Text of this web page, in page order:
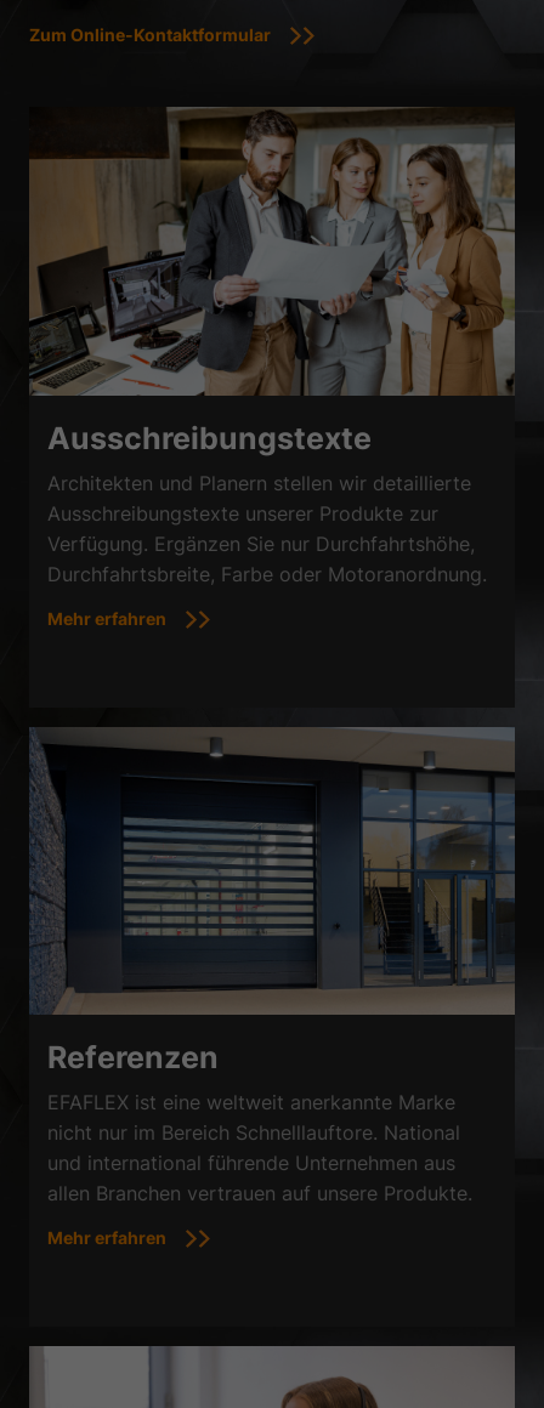
Zum Online-Kontaktformular
Ausschreibungstexte
Architekten und Planern stellen wir detaillierte
Ausschreibungstexte unserer Produkte zur
Verfügung. Ergänzen Sie nur Durchfahrtshöhe,
Durchfahrtsbreite, Farbe oder Motoranordnung.
Mehr erfahren
Referenzen
EFAFLEX ist eine weltweit anerkannte Marke
nicht nur im Bereich Schnelllauftore. National
und international führende Unternehmen aus
allen Branchen vertrauen auf unsere Produkte.
Mehr erfahren